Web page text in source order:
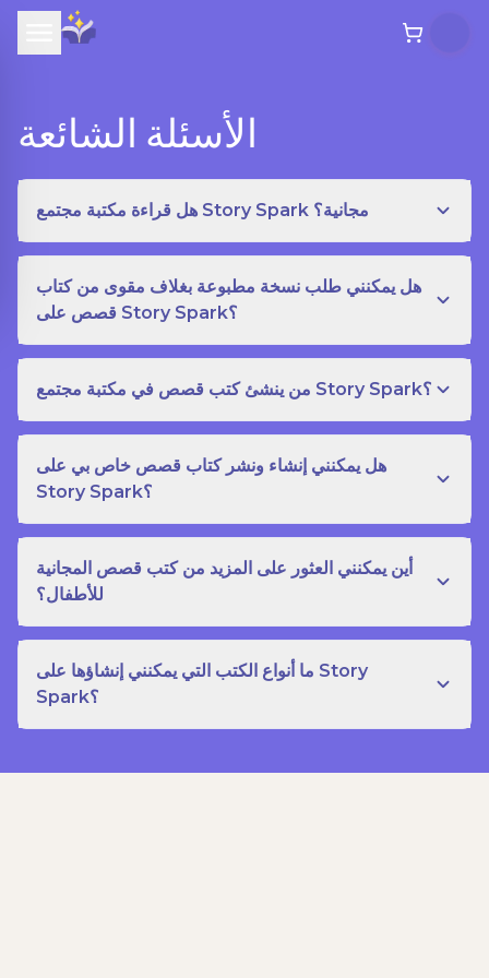
الأسئلة الشائعة
هل قراءة مكتبة مجتمع Story Spark مجانية؟
هل يمكنني طلب نسخة مطبوعة بغلاف مقوى من كتاب
قصص على Story Spark؟
من ينشئ كتب قصص في مكتبة مجتمع Story Spark؟
هل يمكنني إنشاء ونشر كتاب قصص خاص بي على
Story Spark؟
أين يمكنني العثور على المزيد من كتب قصص المجانية
للأطفال؟
ما أنواع الكتب التي يمكنني إنشاؤها على Story
Spark؟